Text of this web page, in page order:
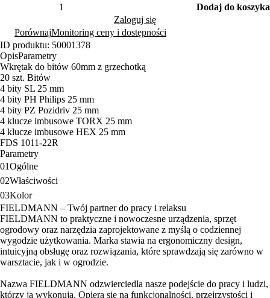
Dodaj do koszyka
Zaloguj się
PorównajMonitoring ceny i dostępności
ID produktu: 50001378
OpisParametry
Wkrętak do bitów 60mm z grzechotką
20 szt. Bitów
4 bity SL 25 mm
4 bity PH Philips 25 mm
4 bity PZ Pozidriv 25 mm
4 klucze imbusowe TORX 25 mm
4 klucze imbusowe HEX 25 mm
FDS 1011-22R
Parametry
01Ogólne
02Właściwości
03Kolor
FIELDMANN – Twój partner do pracy i relaksu
FIELDMANN to praktyczne i nowoczesne urządzenia, sprzęt
ogrodowy oraz narzędzia zaprojektowane z myślą o codziennej
wygodzie użytkowania. Marka stawia na ergonomiczny design,
intuicyjną obsługę oraz rozwiązania, które sprawdzają się zarówno w
warsztacie, jak i w ogrodzie.
Nazwa FIELDMANN odzwierciedla nasze podejście do pracy i ludzi,
którzy ją wykonują. Opiera się na funkcjonalności, przejrzystości i